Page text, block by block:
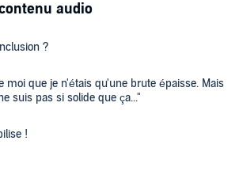
audio
?
moi que je n'étais qu'une brute épaisse. Mais
suis pas si solide que ça..."
!
comme ça qu'on me voit ? Moi qui